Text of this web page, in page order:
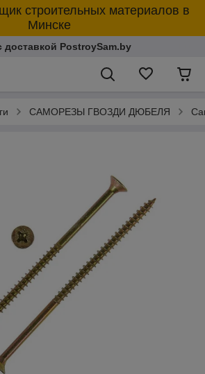
строительных материалов в
Минске
PostroySam.by
САМОРЕЗЫ ГВОЗДИ ДЮБЕЛЯ